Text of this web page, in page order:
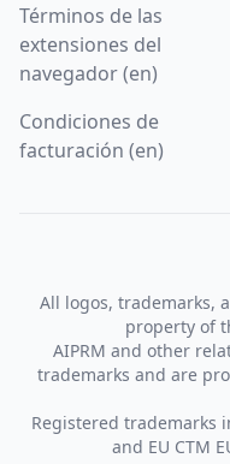
Términos de las
extensiones del
navegador (en)
Condiciones de
facturación (en)
All logos, trademarks,
property of
AIPRM and other
trademarks and are
Registered trademarks
and EU CTM